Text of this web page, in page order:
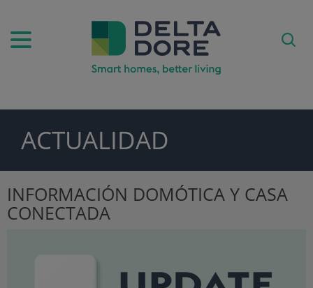
ACTUALIDAD
INFORMACIÓN DOMÓTICA Y CASA
CONECTADA